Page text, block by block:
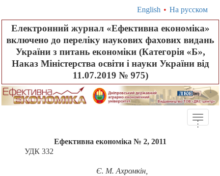
English • На русском
Електронний журнал «Ефективна економіка»
включено до переліку наукових фахових видань
України з питань економіки (Категорія «Б»,
Наказ Міністерства освіти і науки України від
11.07.2019 № 975)
Toggle
...
Ефективна економіка № 2, 2011
УДК 332
Є. М. Ахромкін,